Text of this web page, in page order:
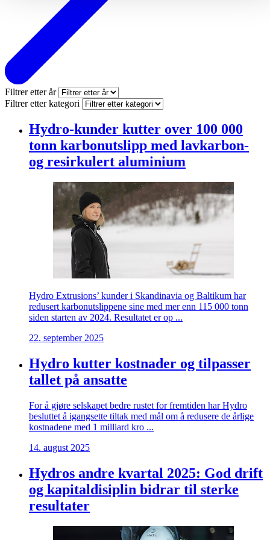
Filtrer etter år
Filtrer etter kategori
Hydro-kunder kutter over 100 000
tonn karbonutslipp med lavkarbon-
og resirkulert aluminium
Hydro Extrusions’ kunder i Skandinavia og Baltikum har
redusert karbonutslippene sine med mer enn 115 000 tonn
siden starten av 2024. Resultatet er op ...
22. september 2025
Hydro kutter kostnader og tilpasser
tallet på ansatte
For å gjøre selskapet bedre rustet for fremtiden har Hydro
besluttet å igangsette tiltak med mål om å redusere de årlige
kostnadene med 1 milliard kro ...
14. august 2025
Hydros andre kvartal 2025: God drift
og kapitaldisiplin bidrar til sterke
resultater